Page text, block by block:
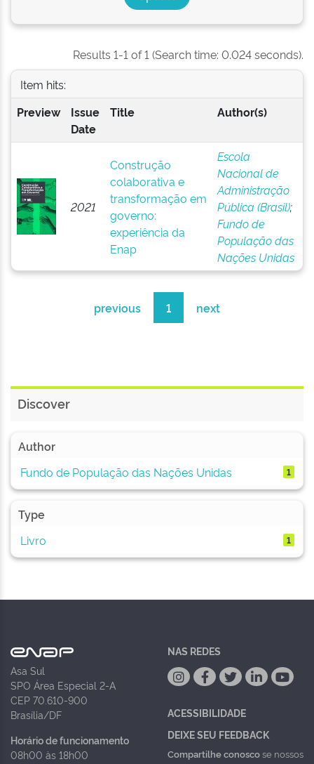
Results 1-1 of 1 (Search time: 0.024 seconds).
Item hits:
Preview
Issue
Date
Title Author(s)
2021
Construção
colaborativa e
transformação em
governo:
experiência da
Enap
Escola
Nacional de
Administração
Pública (Brasil);
Fundo de
População das
Nações Unidas
previous 1 next
Discover
Author
Fundo de População das Nações Unidas
1
Type
Livro
1
Asa Sul
SPO Área Especial 2-A
CEP 70.610-900
Brasília/DF
Horário de funcionamento
08h00 às 18h00
NAS REDES
ACESSIBILIDADE
DEIXE SEU FEEDBACK
Compartilhe conoscose nossos